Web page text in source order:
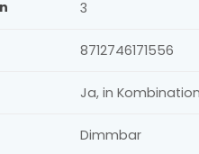
3
8712746171556
Ja, in
Dimmbar